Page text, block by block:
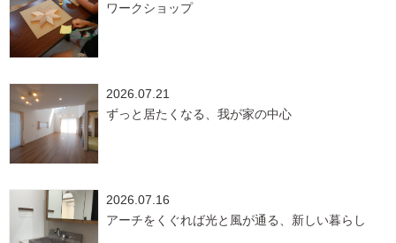
ワークショップ
2026.07.21
ずっと居たくなる、我が家の中心
2026.07.16
アーチをくぐれば光と風が通る、新しい暮らし